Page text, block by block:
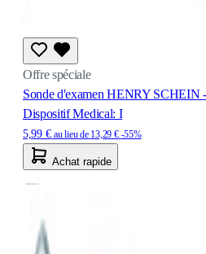
Offre spéciale
Sonde d'examen HENRY SCHEIN
Dispositif Medical: I
5,99 € au lieu de 13,29 € -55%
Achat rapide